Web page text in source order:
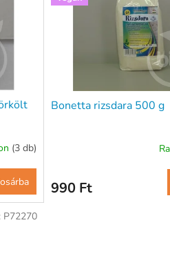
(3 db)
Bonetta rizsdara 500 g
990 Ft
P72270